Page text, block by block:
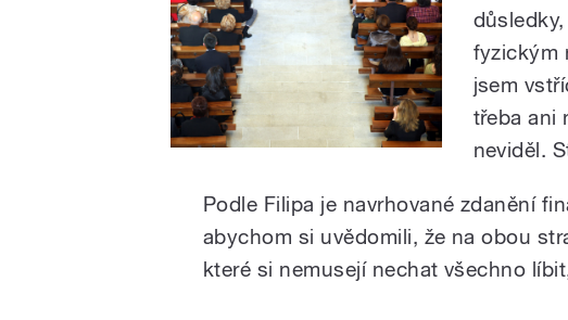
fyzickým
jsem
třeba ani
neviděl.
Podle Filipa je navrhované zdanění
abychom si uvědomili, že na obou
které si nemusejí nechat všechno